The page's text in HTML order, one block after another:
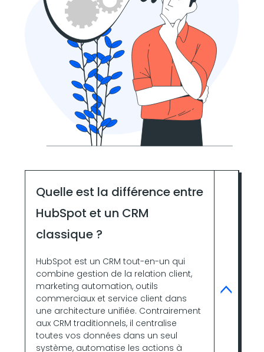
Quelle est la différence entre
HubSpot et un CRM
classique ?
HubSpot est un CRM tout-en-un qui
combine gestion de la relation client,
marketing automation, outils
commerciaux et service client dans
une architecture unifiée. Contrairement
aux CRM traditionnels, il centralise
toutes vos données dans un seul
système, automatise les actions à